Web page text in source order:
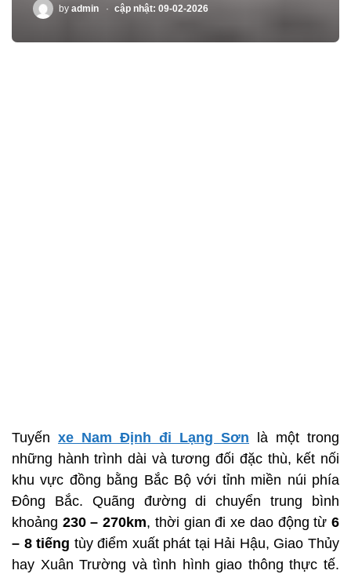
POSTED
by admin cập nhật: 09-02-2026
Tuyến xe Nam Định đi Lạng Sơn là một trong
những hành trình dài và tương đối đặc thù, kết nối
khu vực đồng bằng Bắc Bộ với tỉnh miền núi phía
Đông Bắc. Quãng đường di chuyển trung bình
khoảng 230 – 270km, thời gian đi xe dao động từ6
– 8 tiếng tùy điểm xuất phát tại Hải Hậu, Giao Thủy
hay Xuân Trường và tình hình giao thông thực tế.